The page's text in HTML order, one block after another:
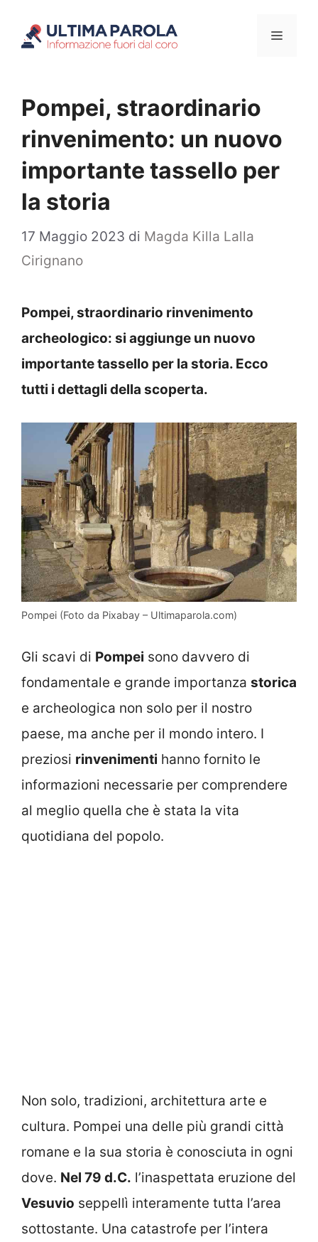
Menu
Pompei, straordinario
rinvenimento: un nuovo
importante tassello per
la storia
17 Maggio 2023 di Magda Killa Lalla
Cirignano
Pompei, straordinario rinvenimento
archeologico: si aggiunge un nuovo
importante tassello per la storia. Ecco
tutti i dettagli della scoperta.
Pompei (Foto da Pixabay – Ultimaparola.com)
Gli scavi di Pompei sono davvero di
fondamentale e grande importanza storica
e archeologica non solo per il nostro
paese, ma anche per il mondo intero. I
preziosi rinvenimenti hanno fornito le
informazioni necessarie per comprendere
al meglio quella che è stata la vita
quotidiana del popolo.
Non solo, tradizioni, architettura arte e
cultura. Pompei una delle più grandi città
romane e la sua storia è conosciuta in ogni
dove. Nel 79 d.C. l’inaspettata eruzione del
Vesuvio seppellì interamente tutta l’area
sottostante. Una catastrofe per l’intera